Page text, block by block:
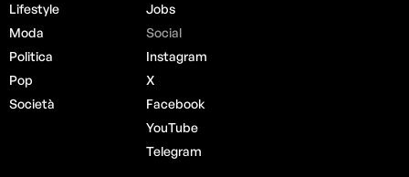
Lifestyle
Moda
Politica
Pop
Società
Jobs
Social
Instagram
X
Facebook
YouTube
Telegram